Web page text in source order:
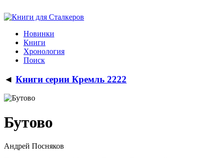
Новинки
Книги
Хронология
Поиск
◄ Книги серии Кремль 2222
Бутово
Андрей Посняков